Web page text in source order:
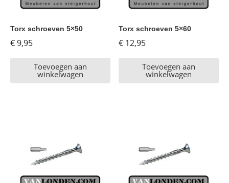
Torx schroeven 5×50
€9,95
Toevoegen aan
winkelwagen
Torx schroeven 5×60
€ 12,95
Toevoegen aan
winkelwagen